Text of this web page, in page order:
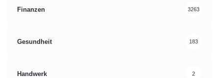
Finanzen 3263
Gesundheit 183
Handwerk 2